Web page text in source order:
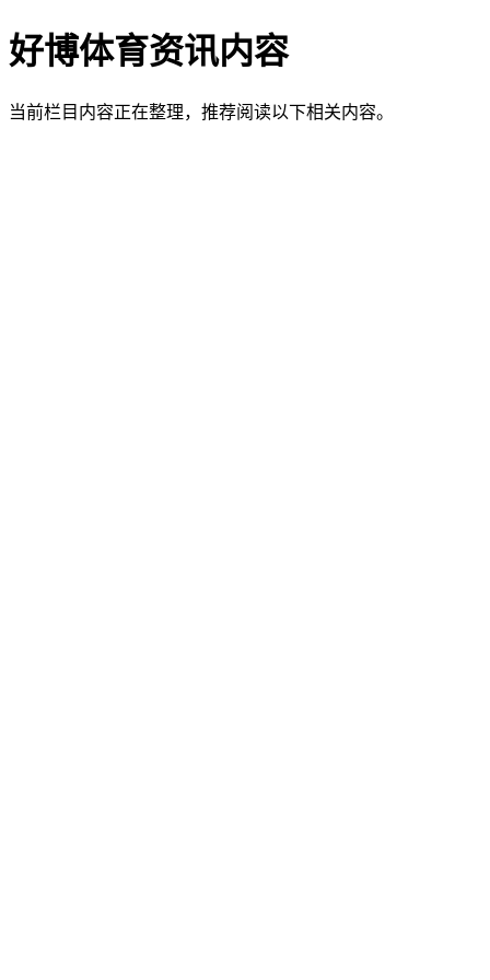
好博体育资讯内容
当前栏目内容正在整理，推荐阅读以下相关内容。